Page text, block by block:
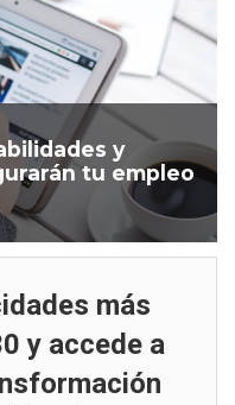
y
tu empleo
más
y accede a